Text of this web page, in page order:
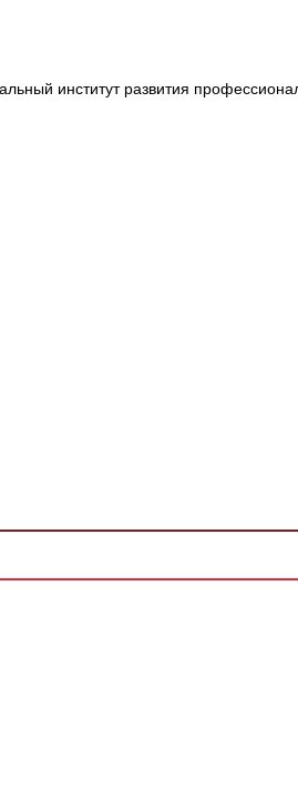
институт развития